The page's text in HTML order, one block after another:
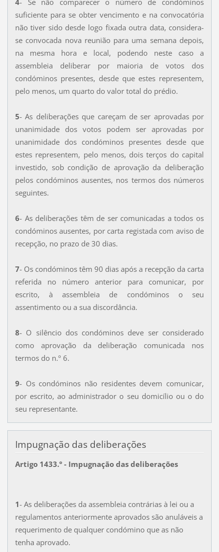
4- Se não comparecer o número de condóminos
suficiente para se obter vencimento e na convocatória
não tiver sido desde logo fixada outra data, considera-
se convocada nova reunião para uma semana depois,
na mesma hora e local, podendo neste caso a
assembleia deliberar por maioria de votos dos
condóminos presentes, desde que estes representem,
pelo menos, um quarto do valor total do prédio.
5- As deliberações que careçam de ser aprovadas por
unanimidade dos votos podem ser aprovadas por
unanimidade dos condóminos presentes desde que
estes representem, pelo menos, dois terços do capital
investido, sob condição de aprovação da deliberação
pelos condóminos ausentes, nos termos dos números
seguintes.
6- As deliberações têm de ser comunicadas a todos os
condóminos ausentes, por carta registada com aviso de
recepção, no prazo de 30 dias.
7- Os condóminos têm 90 dias após a recepção da carta
referida no número anterior para comunicar, por
escrito, à assembleia de condóminos o seu
assentimento ou a sua discordância.
8- O silêncio dos condóminos deve ser considerado
como aprovação da deliberação comunicada nos
termos do n.º 6.
9- Os condóminos não residentes devem comunicar,
por escrito, ao administrador o seu domicílio ou o do
seu representante.
Impugnação das deliberações
Artigo 1433.° - Impugnação das deliberações
1- As deliberações da assembleia contrárias à lei ou a
regulamentos anteriormente aprovados são anuláveis a
requerimento de qualquer condómino que as não
tenha aprovado.